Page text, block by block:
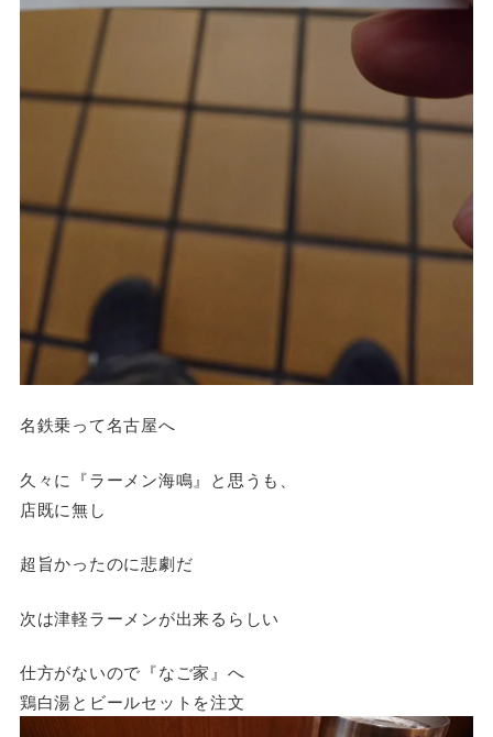
名鉄乗って名古屋へ
久々に『ラーメン海鳴』と思うも、
店既に無し
超旨かったのに悲劇だ
次は津軽ラーメンが出来るらしい
仕方がないので『なご家』へ
鶏白湯とビールセットを注文